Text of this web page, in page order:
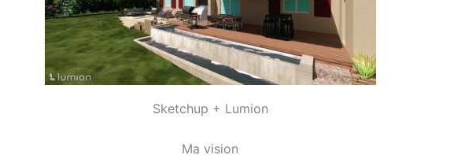
Sketchup + Lumion
Ma vision